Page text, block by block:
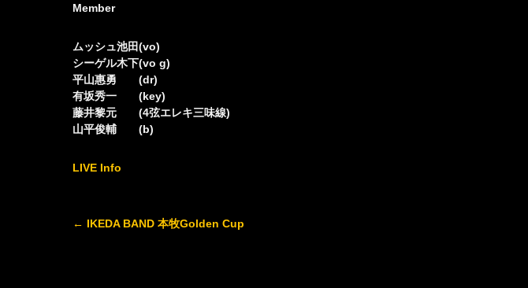
Member
ムッシュ池田(vo)
シーゲル木下(vo g)
平山惠勇 (dr)
有坂秀一 (key)
藤井黎元 (4弦エレキ三味線)
山平俊輔 (b)
LIVE Info
Post
← IKEDA BAND 本牧Golden Cup